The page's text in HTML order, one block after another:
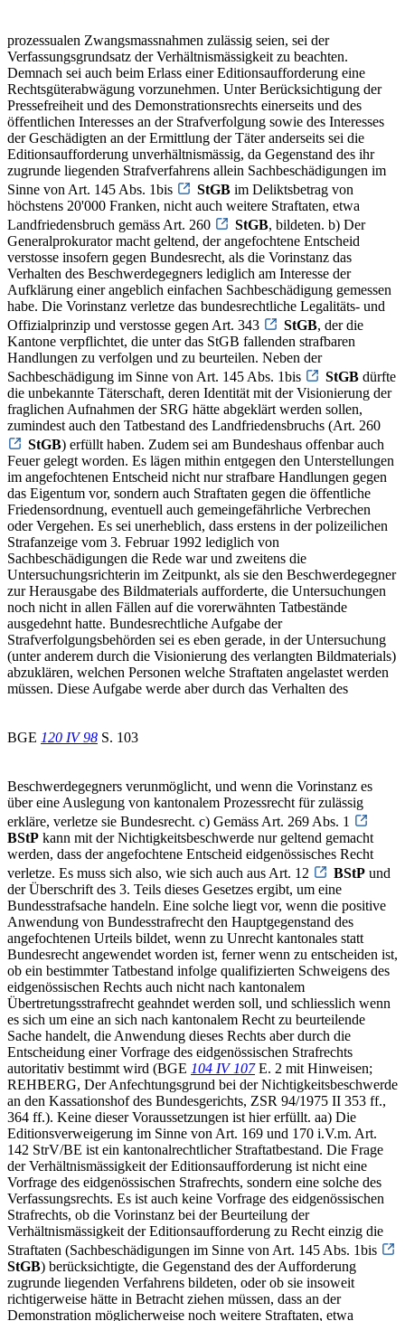
prozessualen Zwangsmassnahmen zulässig seien, sei der
Verfassungsgrundsatz der Verhältnismässigkeit zu beachten.
Demnach sei auch beim Erlass einer Editionsaufforderung eine
Rechtsgüterabwägung vorzunehmen. Unter Berücksichtigung der
Pressefreiheit und des Demonstrationsrechts einerseits und des
öffentlichen Interesses an der Strafverfolgung sowie des Interesses
der Geschädigten an der Ermittlung der Täter anderseits sei die
Editionsaufforderung unverhältnismässig, da Gegenstand des ihr
zugrunde liegenden Strafverfahrens allein Sachbeschädigungen im
Sinne von Art. 145 Abs. 1bis
StGB im Deliktsbetrag von
höchstens 20'000 Franken, nicht auch weitere Straftaten, etwa
Landfriedensbruch gemäss Art. 260
StGB, bildeten. b) Der
Generalprokurator macht geltend, der angefochtene Entscheid
verstosse insofern gegen Bundesrecht, als die Vorinstanz das
Verhalten des Beschwerdegegners lediglich am Interesse der
Aufklärung einer angeblich einfachen Sachbeschädigung gemessen
habe. Die Vorinstanz verletze das bundesrechtliche Legalitäts- und
Offizialprinzip und verstosse gegen Art. 343
StGB, der die
Kantone verpflichtet, die unter das StGB fallenden strafbaren
Handlungen zu verfolgen und zu beurteilen. Neben der
Sachbeschädigung im Sinne von Art. 145 Abs. 1bis
StGB dürfte
die unbekannte Täterschaft, deren Identität mit der Visionierung der
fraglichen Aufnahmen der SRG hätte abgeklärt werden sollen,
zumindest auch den Tatbestand des Landfriedensbruchs (Art. 260
StGB) erfüllt haben. Zudem sei am Bundeshaus offenbar auch
Feuer gelegt worden. Es lägen mithin entgegen den Unterstellungen
im angefochtenen Entscheid nicht nur strafbare Handlungen gegen
das Eigentum vor, sondern auch Straftaten gegen die öffentliche
Friedensordnung, eventuell auch gemeingefährliche Verbrechen
oder Vergehen. Es sei unerheblich, dass erstens in der polizeilichen
Strafanzeige vom 3. Februar 1992 lediglich von
Sachbeschädigungen die Rede war und zweitens die
Untersuchungsrichterin im Zeitpunkt, als sie den Beschwerdegegner
zur Herausgabe des Bildmaterials aufforderte, die Untersuchungen
noch nicht in allen Fällen auf die vorerwähnten Tatbestände
ausgedehnt hatte. Bundesrechtliche Aufgabe der
Strafverfolgungsbehörden sei es eben gerade, in der Untersuchung
(unter anderem durch die Visionierung des verlangten Bildmaterials)
abzuklären, welchen Personen welche Straftaten angelastet werden
müssen. Diese Aufgabe werde aber durch das Verhalten des
BGE 120 IV 98 S. 103
Beschwerdegegners verunmöglicht, und wenn die Vorinstanz es
über eine Auslegung von kantonalem Prozessrecht für zulässig
erkläre, verletze sie Bundesrecht. c) Gemäss Art. 269 Abs. 1
BStP kann mit der Nichtigkeitsbeschwerde nur geltend gemacht
werden, dass der angefochtene Entscheid eidgenössisches Recht
verletze. Es muss sich also, wie sich auch aus Art. 12
BStP und
der Überschrift des 3. Teils dieses Gesetzes ergibt, um eine
Bundesstrafsache handeln. Eine solche liegt vor, wenn die positive
Anwendung von Bundesstrafrecht den Hauptgegenstand des
angefochtenen Urteils bildet, wenn zu Unrecht kantonales statt
Bundesrecht angewendet worden ist, ferner wenn zu entscheiden ist,
ob ein bestimmter Tatbestand infolge qualifizierten Schweigens des
eidgenössischen Rechts auch nicht nach kantonalem
Übertretungsstrafrecht geahndet werden soll, und schliesslich wenn
es sich um eine an sich nach kantonalem Recht zu beurteilende
Sache handelt, die Anwendung dieses Rechts aber durch die
Entscheidung einer Vorfrage des eidgenössischen Strafrechts
autoritativ bestimmt wird (BGE 104 IV 107E. 2 mit Hinweisen;
REHBERG, Der Anfechtungsgrund bei der Nichtigkeitsbeschwerde
an den Kassationshof des Bundesgerichts, ZSR 94/1975 II 353 ff.,
364 ff.). Keine dieser Voraussetzungen ist hier erfüllt. aa) Die
Editionsverweigerung im Sinne von Art. 169 und 170 i.V.m. Art.
142 StrV/BE ist ein kantonalrechtlicher Straftatbestand. Die Frage
der Verhältnismässigkeit der Editionsaufforderung ist nicht eine
Vorfrage des eidgenössischen Strafrechts, sondern eine solche des
Verfassungsrechts. Es ist auch keine Vorfrage des eidgenössischen
Strafrechts, ob die Vorinstanz bei der Beurteilung der
Verhältnismässigkeit der Editionsaufforderung zu Recht einzig die
Straftaten (Sachbeschädigungen im Sinne von Art. 145 Abs. 1bis
StGB) berücksichtigte, die Gegenstand des der Aufforderung
zugrunde liegenden Verfahrens bildeten, oder ob sie insoweit
richtigerweise hätte in Betracht ziehen müssen, dass an der
Demonstration möglicherweise noch weitere Straftaten, etwa